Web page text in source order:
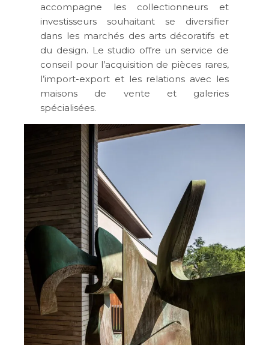
accompagne les collectionneurs et
investisseurs souhaitant se diversifier
dans les marchés des arts décoratifs et
du design. Le studio offre un service de
conseil pour l’acquisition de pièces rares,
l’import-export et les relations avec les
maisons de vente et galeries
spécialisées.